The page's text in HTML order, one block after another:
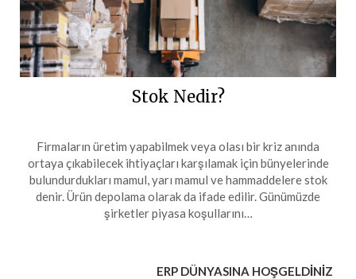
Stok Nedir?
Firmaların üretim yapabilmek veya olası bir kriz anında
ortaya çıkabilecek ihtiyaçları karşılamak için bünyelerinde
bulundurdukları mamul, yarı mamul ve hammaddelere stok
denir. Ürün depolama olarak da ifade edilir. Günümüzde
şirketler piyasa koşullarını…
ERP DÜNYASINA HOŞGELDİNİZ